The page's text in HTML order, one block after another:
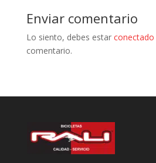
Enviar comentario
Lo siento, debes estar conectado
comentario.